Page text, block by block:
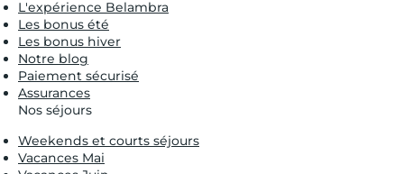
L'expérience Belambra
Les bonus été
Les bonus hiver
Notre blog
Paiement sécurisé
Assurances
Nos séjours
Weekends et courts séjours
Vacances Mai